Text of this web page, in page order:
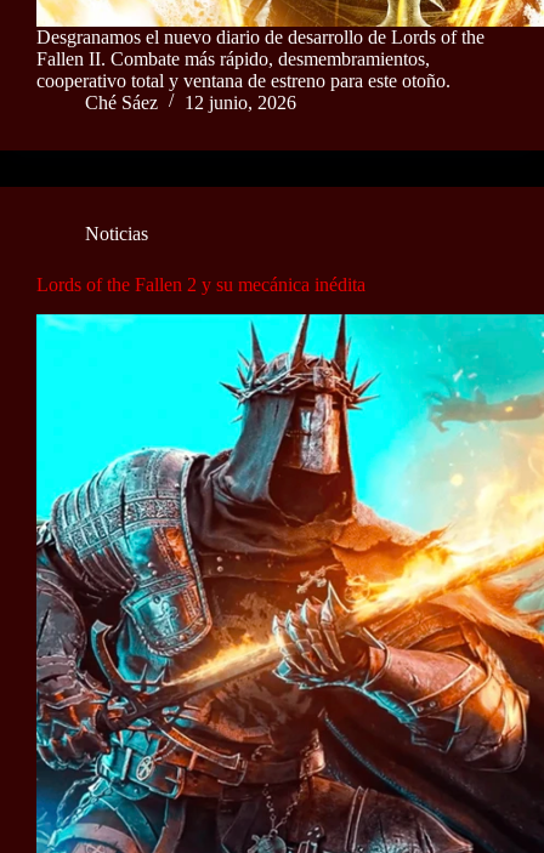
Desgranamos el nuevo diario de desarrollo de Lords of the
Fallen II. Combate más rápido, desmembramientos,
cooperativo total y ventana de estreno para este otoño.
Ché Sáez
12 junio, 2026
Noticias
Lords of the Fallen 2 y su mecánica inédita